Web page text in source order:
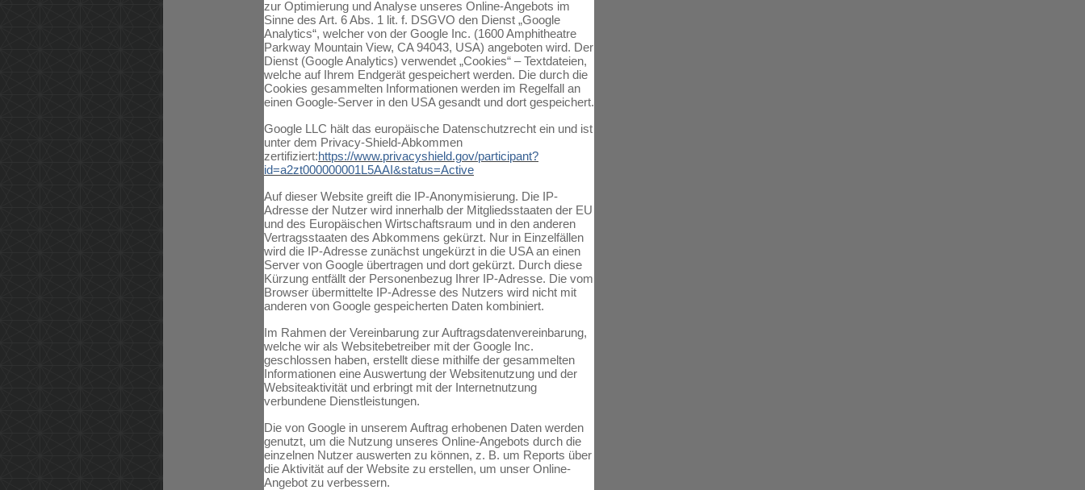
zur Optimierung und Analyse unseres Online-Angebots im
Sinne des Art. 6 Abs. 1 lit. f. DSGVO den Dienst „Google
Analytics“, welcher von der Google Inc. (1600 Amphitheatre
Parkway Mountain View, CA 94043, USA) angeboten wird. Der
Dienst (Google Analytics) verwendet „Cookies“ – Textdateien,
welche auf Ihrem Endgerät gespeichert werden. Die durch die
Cookies gesammelten Informationen werden im Regelfall an
einen Google-Server in den USA gesandt und dort gespeichert.
Google LLC hält das europäische Datenschutzrecht ein und ist
unter dem Privacy-Shield-Abkommen
zertifiziert:https://www.privacyshield.gov/participant?
id=a2zt000000001L5AAI&status=Active
Auf dieser Website greift die IP-Anonymisierung. Die IP-
Adresse der Nutzer wird innerhalb der Mitgliedsstaaten der EU
und des Europäischen Wirtschaftsraum und in den anderen
Vertragsstaaten des Abkommens gekürzt. Nur in Einzelfällen
wird die IP-Adresse zunächst ungekürzt in die USA an einen
Server von Google übertragen und dort gekürzt. Durch diese
Kürzung entfällt der Personenbezug Ihrer IP-Adresse. Die vom
Browser übermittelte IP-Adresse des Nutzers wird nicht mit
anderen von Google gespeicherten Daten kombiniert.
Im Rahmen der Vereinbarung zur Auftragsdatenvereinbarung,
welche wir als Websitebetreiber mit der Google Inc.
geschlossen haben, erstellt diese mithilfe der gesammelten
Informationen eine Auswertung der Websitenutzung und der
Websiteaktivität und erbringt mit der Internetnutzung
verbundene Dienstleistungen.
Die von Google in unserem Auftrag erhobenen Daten werden
genutzt, um die Nutzung unseres Online-Angebots durch die
einzelnen Nutzer auswerten zu können, z. B. um Reports über
die Aktivität auf der Website zu erstellen, um unser Online-
Angebot zu verbessern.